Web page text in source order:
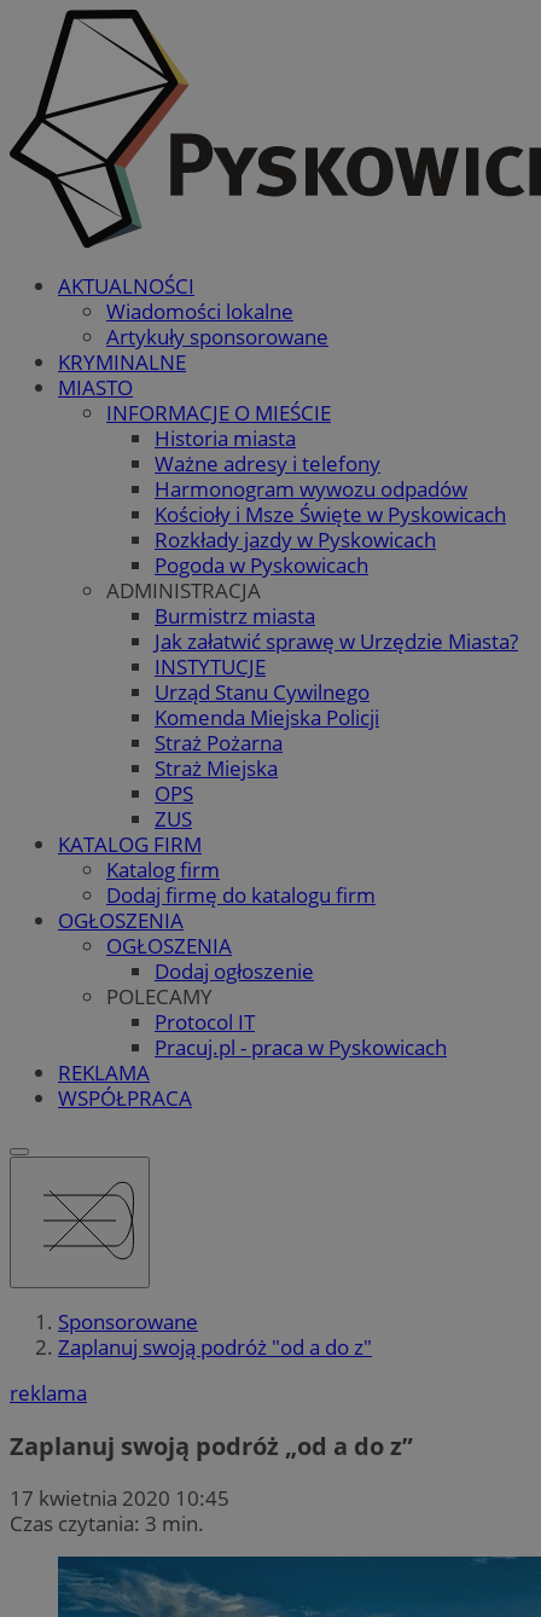
AKTUALNOŚCI
Wiadomości lokalne
Artykuły sponsorowane
KRYMINALNE
MIASTO
INFORMACJE O MIEŚCIE
Historia miasta
Ważne adresy i telefony
Harmonogram wywozu odpadów
Kościoły i Msze Święte w Pyskowicach
Rozkłady jazdy w Pyskowicach
Pogoda w Pyskowicach
ADMINISTRACJA
Burmistrz miasta
Jak załatwić sprawę w Urzędzie Miasta?
INSTYTUCJE
Urząd Stanu Cywilnego
Komenda Miejska Policji
Straż Pożarna
Straż Miejska
OPS
ZUS
KATALOG FIRM
Katalog firm
Dodaj firmę do katalogu firm
OGŁOSZENIA
OGŁOSZENIA
Dodaj ogłoszenie
POLECAMY
Protocol IT
Pracuj.pl - praca w Pyskowicach
REKLAMA
WSPÓŁPRACA
Sponsorowane
Zaplanuj swoją podróż "od a do z"
reklama
Zaplanuj swoją podróż „od a do z”
17 kwietnia 2020 10:45
Czas czytania: 3 min.